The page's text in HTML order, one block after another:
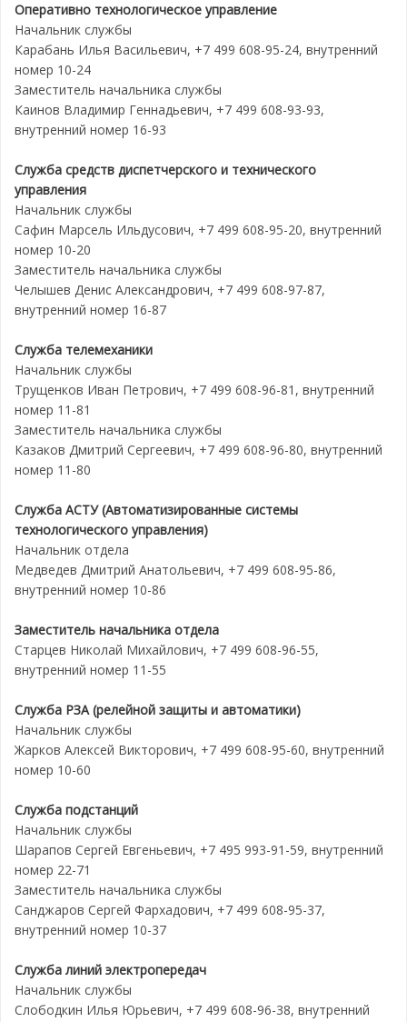
Оперативно технологическое управление
Начальник службы
Карабань Илья Васильевич, +7 499 608-95-24, внутренний
номер 10-24
Заместитель начальника службы
Каинов Владимир Геннадьевич, +7 499 608-93-93,
внутренний номер 16-93
Служба средств диспетчерского и технического
управления
Начальник службы
Сафин Марсель Ильдусович, +7 499 608-95-20, внутренний
номер 10-20
Заместитель начальника службы
Челышев Денис Александрович, +7 499 608-97-87,
внутренний номер 16-87
Служба телемеханики
Начальник службы
Трущенков Иван Петрович, +7 499 608-96-81, внутренний
номер 11-81
Заместитель начальника службы
Казаков Дмитрий Сергеевич, +7 499 608-96-80, внутренний
номер 11-80
Служба АСТУ (Автоматизированные системы
технологического управления)
Начальник отдела
Медведев Дмитрий Анатольевич, +7 499 608-95-86,
внутренний номер 10-86
Заместитель начальника отдела
Старцев Николай Михайлович, +7 499 608-96-55,
внутренний номер 11-55
Служба РЗА (релейной защиты и автоматики)
Начальник службы
Жарков Алексей Викторович, +7 499 608-95-60, внутренний
номер 10-60
Служба подстанций
Начальник службы
Шарапов Сергей Евгеньевич, +7 495 993-91-59, внутренний
номер 22-71
Заместитель начальника службы
Санджаров Сергей Фархадович, +7 499 608-95-37,
внутренний номер 10-37
Служба линий электропередач
Начальник службы
Слободкин Илья Юрьевич, +7 499 608-96-38, внутренний